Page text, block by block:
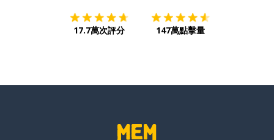
17.7萬次評分 147萬點擊量